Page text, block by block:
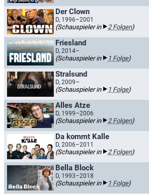
Der Clown
D, 1996–2001
(Schauspieler in 2 Folgen)
Friesland
D, 2014–
(Schauspieler in 1 Folge)
Stralsund
D, 2009–
(Schauspieler in 1 Folge)
Alles Atze
D, 1999–2006
(Schauspieler in 2 Folgen)
Da kommt Kalle
D, 2006–2011
(Schauspieler in 2 Folgen)
Bella Block
D, 1993–2018
(Schauspieler in 1 Folge)